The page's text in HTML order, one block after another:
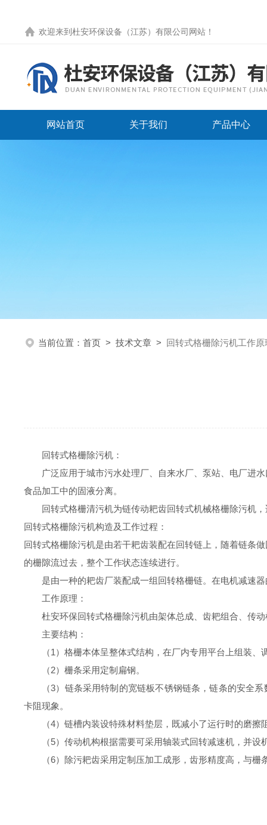
欢迎来到 杜安环保设备（江苏）有限公司网站 ！
网站首页 关于我们 产品中心
当前位置： 首页 > 技术文章 > 回转式格栅除污机工作原
回转式格栅除污机 ：
广泛应用于城市污水处理厂、自来水厂、泵站、电厂进
食品加工中的固液分离。
回转式格栅清污机为链传动耙齿回转式机械格栅除污机
回转式格栅除污机构造及工作过程 ：
回转式格栅除污机是由若干耙齿装配在回转链上，随着链条
的栅隙流过去，整个工作状态连续进行。
是由一种的耙齿厂装配成一组回转格栅链。在电机减速
工作原理：
杜安环保回转式格栅除污机由架体总成、齿耙组合、传
主要结构：
（1）格栅本体呈整体式结构，在厂内专用平台上组装、
（2）栅条采用定制扁钢。
（3）链条采用特制的宽链板不锈钢链条，链条的安全
卡阻现象。
（4）链槽内装设特殊材料垫层，既减小了运行时的磨擦
（5）传动机构根据需要可采用轴装式回转减速机，并
（6）除污耙齿采用定制压加工成形，齿形精度高，与栅